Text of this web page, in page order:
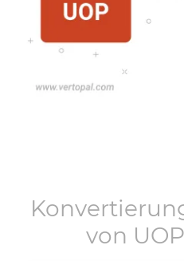
von UOP